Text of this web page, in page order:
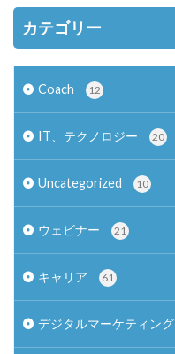
カテゴリー
Coach 12
IT、テクノロジー 20
Uncategorized 10
ウェビナー 21
キャリア 61
デジタルマーケティング